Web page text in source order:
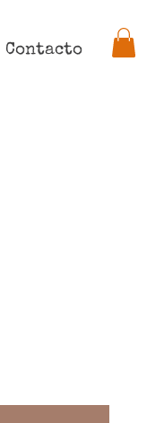
Contacto